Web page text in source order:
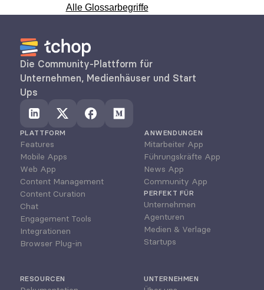
Alle Glossarbegriffe
Die Community-Plattform für
Unternehmen, Medienhäuser und Start
Ups
PLATTFORM
Features
Mobile Apps
Web App
Content Management
Content Curation
Chat
Engagement Tools
Integrationen
Browser Plug-in
ANWENDUNGEN
Mitarbeiter App
Führungskräfte App
News App
Community App
PERFEKT FÜR
Unternehmen
Agenturen
Medien & Verlage
Startups
RESOURCEN UNTERNEHMEN